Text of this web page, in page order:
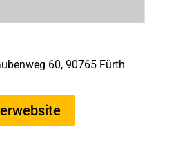
60, 90765 Fürth